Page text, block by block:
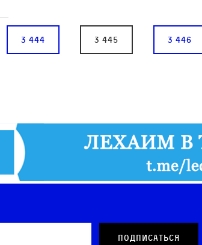
3 444 3 445 3 446